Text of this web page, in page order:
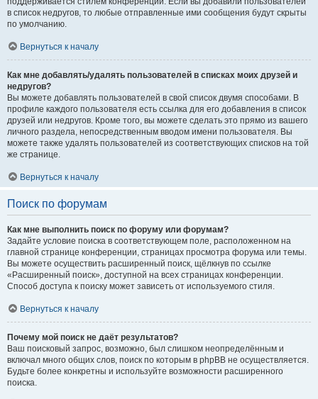
в список недругов, то любые отправленные ими сообщения будут скрыты
по умолчанию.
Вернуться к началу
Как мне добавлять/удалять пользователей в списках моих друзей и
недругов?
Вы можете добавлять пользователей в свой список двумя способами. В
профиле каждого пользователя есть ссылка для его добавления в список
друзей или недругов. Кроме того, вы можете сделать это прямо из вашего
личного раздела, непосредственным вводом имени пользователя. Вы
можете также удалять пользователей из соответствующих списков на той
же странице.
Вернуться к началу
Поиск по форумам
Как мне выполнить поиск по форуму или форумам?
Задайте условие поиска в соответствующем поле, расположенном на
главной странице конференции, страницах просмотра форума или темы.
Вы можете осуществить расширенный поиск, щёлкнув по ссылке
«Расширенный поиск», доступной на всех страницах конференции.
Способ доступа к поиску может зависеть от используемого стиля.
Вернуться к началу
Почему мой поиск не даёт результатов?
Ваш поисковый запрос, возможно, был слишком неопределённым и
включал много общих слов, поиск по которым в phpBB не осуществляется.
Будьте более конкретны и используйте возможности расширенного
поиска.